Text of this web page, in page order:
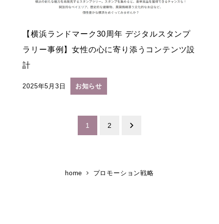
【横浜ランドマーク30周年 デジタルスタンプ
ラリー事例】女性の心に寄り添うコンテンツ設
計
投稿日
2025年5月3日 お知らせ
1 2
home プロモーション戦略